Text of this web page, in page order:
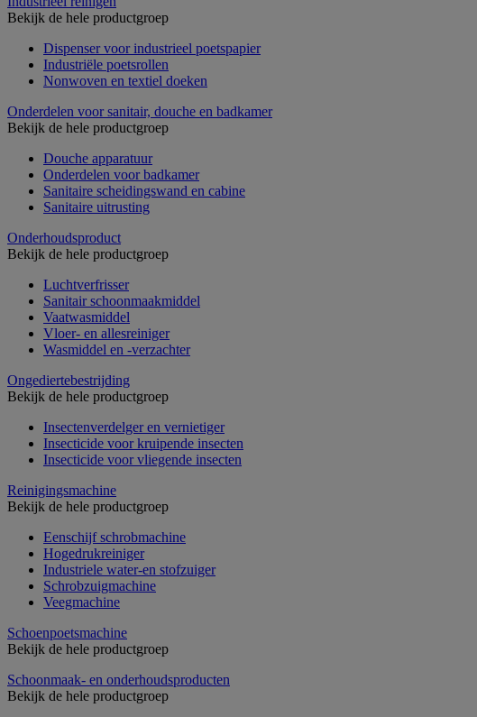
Bekijk de hele productgroep
Dispenser voor industrieel poetspapier
Industriële poetsrollen
Nonwoven en textiel doeken
Onderdelen voor sanitair, douche en badkamer
Bekijk de hele productgroep
Douche apparatuur
Onderdelen voor badkamer
Sanitaire scheidingswand en cabine
Sanitaire uitrusting
Onderhoudsproduct
Bekijk de hele productgroep
Luchtverfrisser
Sanitair schoonmaakmiddel
Vaatwasmiddel
Vloer- en allesreiniger
Wasmiddel en -verzachter
Ongediertebestrijding
Bekijk de hele productgroep
Insectenverdelger en vernietiger
Insecticide voor kruipende insecten
Insecticide voor vliegende insecten
Reinigingsmachine
Bekijk de hele productgroep
Eenschijf schrobmachine
Hogedrukreiniger
Industriele water-en stofzuiger
Schrobzuigmachine
Veegmachine
Schoenpoetsmachine
Bekijk de hele productgroep
Schoonmaak- en onderhoudsproducten
Bekijk de hele productgroep